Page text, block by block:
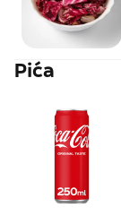
Pića